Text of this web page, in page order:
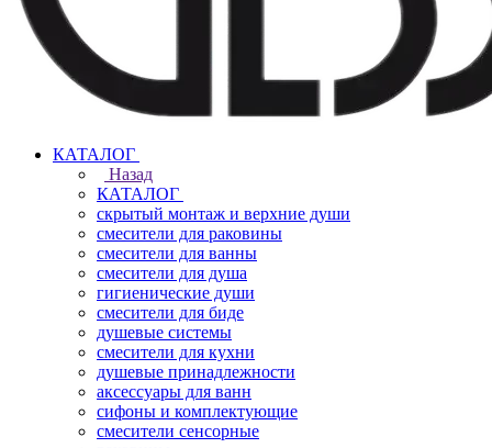
КАТАЛОГ
Назад
КАТАЛОГ
скрытый монтаж и верхние души
смесители для раковины
смесители для ванны
смесители для душа
гигиенические души
смесители для биде
душевые системы
смесители для кухни
душевые принадлежности
аксессуары для ванн
сифоны и комплектующие
смесители сенсорные